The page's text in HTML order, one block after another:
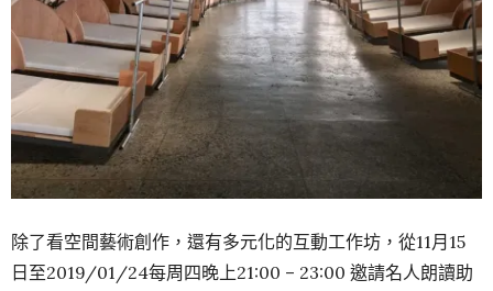
除了看空間藝術創作，還有多元化的互動工作坊，從11月15
日至2019/01/24每周四晚上21:00 – 23:00 邀請名人朗讀助